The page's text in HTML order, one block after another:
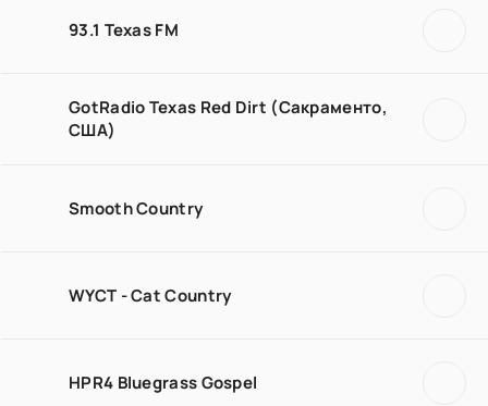
93.1 Texas FM
GotRadio Texas Red Dirt (Сакраменто,
США)
Smooth Country
WYCT - Cat Country
HPR4 Bluegrass Gospel